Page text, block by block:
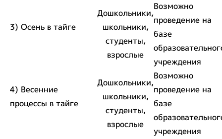
3) Осень в тайге
Дошкольники,
школьники,
студенты,
взрослые
Возможно
проведение на
базе
учреждения
4) Весенние
процессы в тайге
Дошкольники,
школьники,
студенты,
взрослые
Возможно
проведение на
базе
учреждения